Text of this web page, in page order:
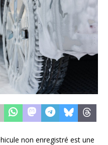
non enregistré est une